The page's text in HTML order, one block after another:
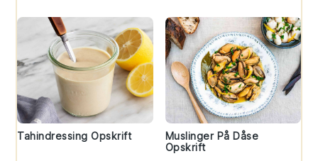
Tahindressing Opskrift
Muslinger På Dåse
Opskrift